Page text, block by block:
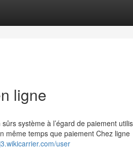
ligne
système à l’égard de paiement
même temps que paiement Chez ligne
user